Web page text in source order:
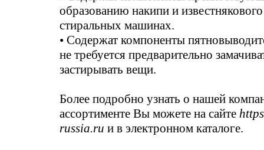
образованию накипи и известнякового
стиральных машинах.
• Содержат компоненты
не требуется предварительно
застирывать вещи.
Более подробно узнать о нашей
ассортименте Вы можете на сайте
russia.ru и в электронном каталоге.